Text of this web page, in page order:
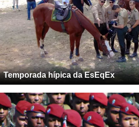
Temporada hípica da EsEqEx